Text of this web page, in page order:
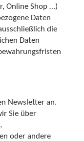
Online Shop …)
Daten
die
Daten
Newsletter an.
Sie über
oder andere